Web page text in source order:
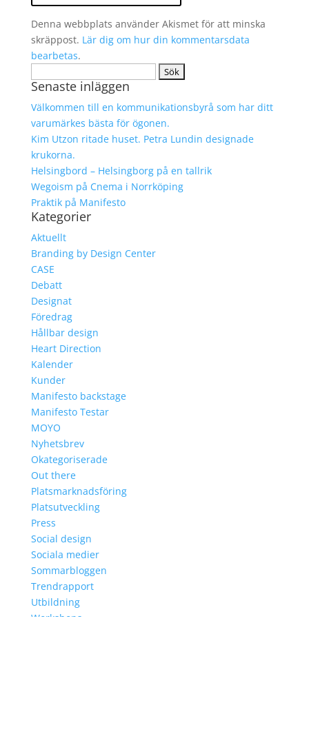
Denna webbplats använder Akismet för att minska
skräppost. Lär dig om hur din kommentarsdata
bearbetas.
efter:
Senaste inläggen
Välkommen till en kommunikationsbyrå som har ditt
varumärkes bästa för ögonen.
Kim Utzon ritade huset. Petra Lundin designade
krukorna.
Helsingbord – Helsingborg på en tallrik
Wegoism på Cnema i Norrköping
Praktik på Manifesto
Kategorier
Aktuellt
Branding by Design Center
CASE
Debatt
Designat
Föredrag
Hållbar design
Heart Direction
Kalender
Kunder
Manifesto backstage
Manifesto Testar
MOYO
Nyhetsbrev
Okategoriserade
Out there
Platsmarknadsföring
Platsutveckling
Press
Social design
Sociala medier
Sommarbloggen
Trendrapport
Utbildning
Workshops